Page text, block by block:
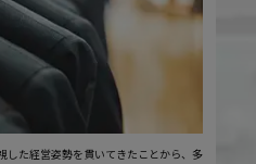
した経営姿勢を貫いてきたことから、多